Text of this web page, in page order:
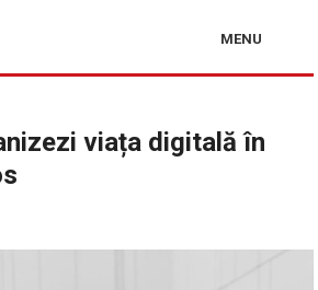
MENU
viața digitală în